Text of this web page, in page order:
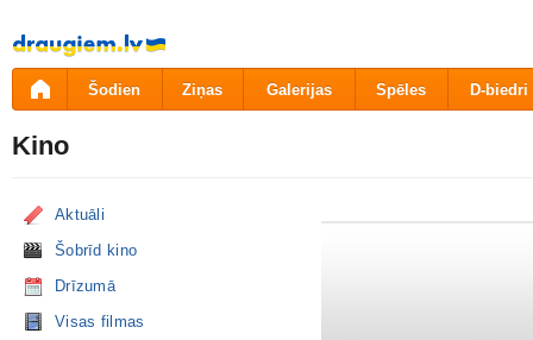
Pāriet
uz
saturu
Šodien Ziņas Galerijas Spēles D-biedri
Kino
Aktuāli
Šobrīd kino
Drīzumā
Visas filmas